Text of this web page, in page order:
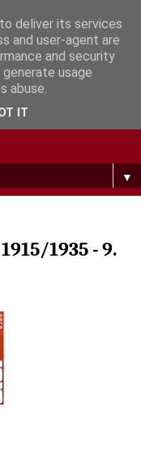
▼
1935 - 9.
deliver its services
and user-agent are
and security
usage
abuse.
IT